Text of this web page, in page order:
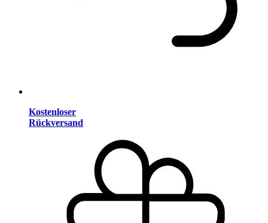
Kostenloser
Rückversand